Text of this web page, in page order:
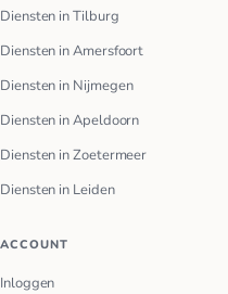
Diensten in Tilburg
Diensten in Amersfoort
Diensten in Nijmegen
Diensten in Apeldoorn
Diensten in Zoetermeer
Diensten in Leiden
ACCOUNT
Inloggen